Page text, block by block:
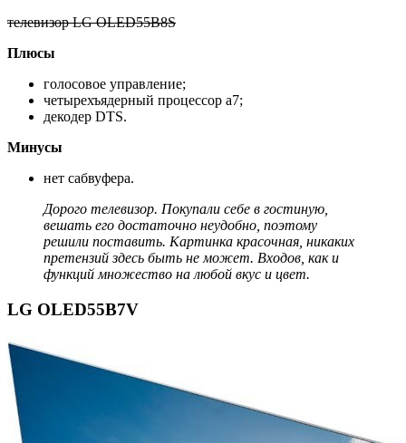
телевизор LG OLED55B8S
Плюсы
голосовое управление;
четырехъядерный процессор a7;
декодер DTS.
Минусы
нет сабвуфера.
Дорого телевизор. Покупали себе в гостиную,
вешать его достаточно неудобно, поэтому
решили поставить. Картинка красочная, никаких
претензий здесь быть не может. Входов, как и
функций множество на любой вкус и цвет.
LG OLED55B7V